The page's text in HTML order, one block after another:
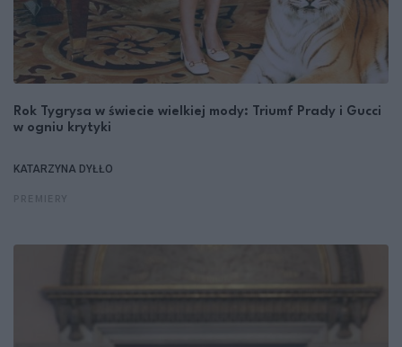
Rok Tygrysa w świecie wielkiej mody: Triumf Prady i Gucci
w ogniu krytyki
KATARZYNA DYŁŁO